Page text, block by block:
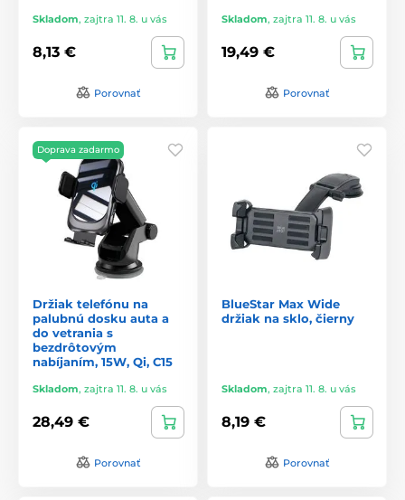
Skladom, zajtra 11. 8. u vás
8,13 €
Porovnať
Skladom, zajtra 11. 8. u vás
19,49 €
Porovnať
Doprava zadarmo
Držiak telefónu na
palubnú dosku auta a
do vetrania s
bezdrôtovým
nabíjaním, 15W, Qi, C15
Skladom, zajtra 11. 8. u vás
28,49 €
Porovnať
BlueStar Max Wide
držiak na sklo, čierny
Skladom, zajtra 11. 8. u vás
8,19 €
Porovnať